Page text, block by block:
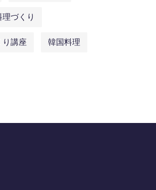
づくり
り講座 韓国料理